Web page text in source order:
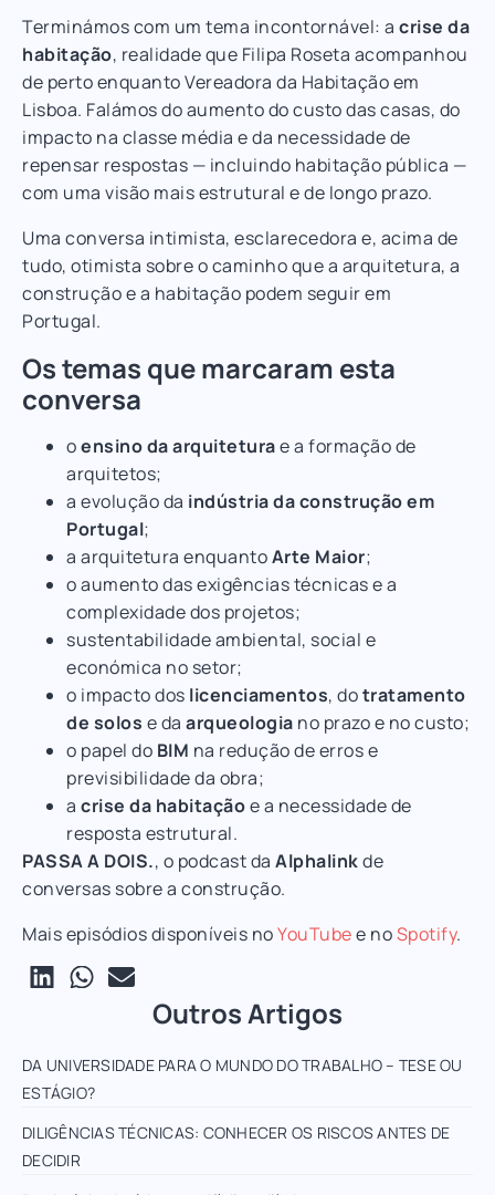
Terminámos com um tema incontornável: a crise da
habitação, realidade que Filipa Roseta acompanhou
de perto enquanto Vereadora da Habitação em
Lisboa. Falámos do aumento do custo das casas, do
impacto na classe média e da necessidade de
repensar respostas — incluindo habitação pública —
com uma visão mais estrutural e de longo prazo.
Uma conversa intimista, esclarecedora e, acima de
tudo, otimista sobre o caminho que a arquitetura, a
construção e a habitação podem seguir em
Portugal.
Os temas que marcaram esta
conversa
oensino da arquiteturae a formação de
arquitetos;
a evolução da indústria da construção em
Portugal;
a arquitetura enquantoArte Maior;
o aumento das exigências técnicas e a
complexidade dos projetos;
sustentabilidade ambiental, social e
económica no setor;
o impacto dos licenciamentos, dotratamento
de solos e da arqueologia no prazo e no custo;
o papel do BIM na redução de erros e
previsibilidade da obra;
a crise da habitaçãoe a necessidade de
resposta estrutural.
PASSA A DOIS., o podcast da Alphalinkde
conversas sobre a construção.
Mais episódios disponíveis noYouTubee noSpotify.
Outros Artigos
DA UNIVERSIDADE PARA O MUNDO DO TRABALHO – TESE OU
ESTÁGIO?
DILIGÊNCIAS TÉCNICAS: CONHECER OS RISCOS ANTES DE
DECIDIR